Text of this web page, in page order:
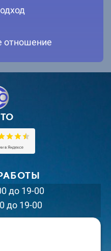
отношение
до 19-00
до 19-00